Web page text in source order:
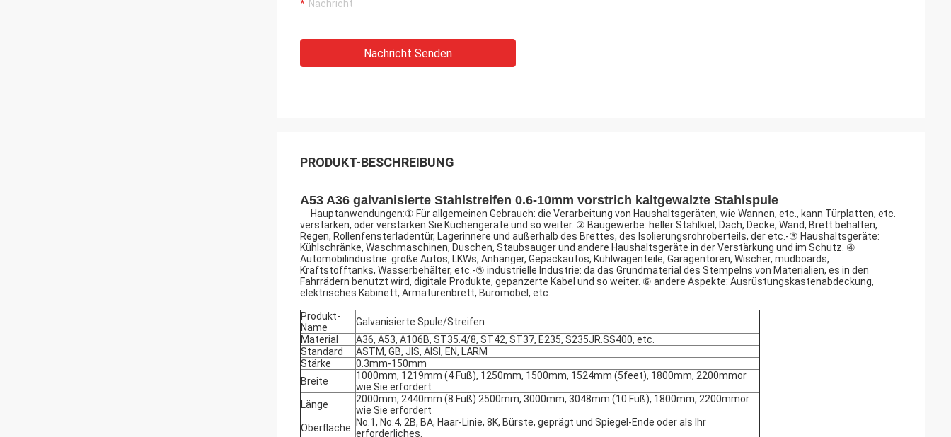
Nachricht Senden
PRODUKT-BESCHREIBUNG
A53 A36 galvanisierte Stahlstreifen 0.6-10mm vorstrich kaltgewalzte Stahlspule
Hauptanwendungen:① Für allgemeinen Gebrauch: die Verarbeitung von Haushaltsgeräten, wie Wannen, etc., kann Türplatten, etc.
verstärken, oder verstärken Sie Küchengeräte und so weiter. ② Baugewerbe: heller Stahlkiel, Dach, Decke, Wand, Brett behalten,
Regen, Rollenfensterladentür, Lagerinnere und außerhalb des Brettes, des Isolierungsrohroberteils, der etc.-③ Haushaltsgeräte:
Kühlschränke, Waschmaschinen, Duschen, Staubsauger und andere Haushaltsgeräte in der Verstärkung und im Schutz. ④
Automobilindustrie: große Autos, LKWs, Anhänger, Gepäckautos, Kühlwagenteile, Garagentoren, Wischer, mudboards,
Kraftstofftanks, Wasserbehälter, etc.-⑤ industrielle Industrie: da das Grundmaterial des Stempelns von Materialien, es in den
Fahrrädern benutzt wird, digitale Produkte, gepanzerte Kabel und so weiter. ⑥ andere Aspekte: Ausrüstungskastenabdeckung,
elektrisches Kabinett, Armaturenbrett, Büromöbel, etc.
Produkt-
Name
Galvanisierte Spule/Streifen
Material
A36, A53, A106B, ST35.4/8, ST42, ST37, E235, S235JR.SS400, etc.
Standard
ASTM, GB, JIS, AISI, EN, LÄRM
Stärke
0.3mm-150mm
Breite
1000mm, 1219mm (4 Fuß), 1250mm, 1500mm, 1524mm (5feet), 1800mm, 2200mmor
wie Sie erfordert
Länge
2000mm, 2440mm (8 Fuß) 2500mm, 3000mm, 3048mm (10 Fuß), 1800mm, 2200mmor
wie Sie erfordert
Oberfläche
No.1, No.4, 2B, BA, Haar-Linie, 8K, Bürste, geprägt und Spiegel-Ende oder als Ihr
erforderliches.